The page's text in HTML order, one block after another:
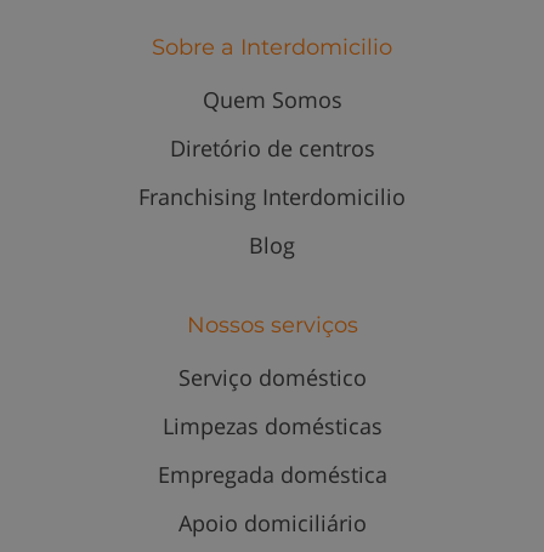
Sobre a Interdomicilio
Quem Somos
Diretório de centros
Franchising Interdomicilio
Blog
Nossos serviços
Serviço doméstico
Limpezas domésticas
Empregada doméstica
Apoio domiciliário